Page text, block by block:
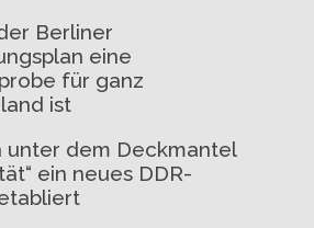
Berliner
eine
für ganz
ist
unter dem Deckmantel
ein neues DDR-